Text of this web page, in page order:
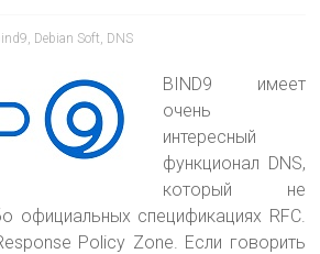
, Debian Soft, DNS
BIND9 имеет
очень
интересный
функционал DNS,
который не
официальных спецификациях RFC.
Policy Zone. Если говорить